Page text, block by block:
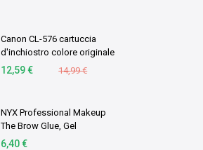
Canon CL-576 cartuccia
d'inchiostro colore originale
1 pz C/M/Y (OEM Canon CL-
12,59 € 14,99 €
NYX Professional Makeup
The Brow Glue, Gel
Trasparente per
6,40 €